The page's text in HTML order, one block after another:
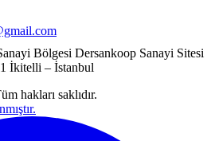
Bölgesi Dersankoop Sanayi Sitesi
İkitelli – İstanbul
hakları saklıdır.